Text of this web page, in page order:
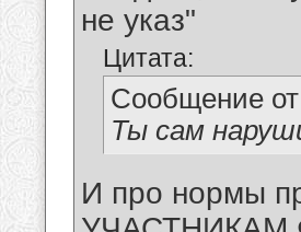
не указ"
Цитата:
Сообщение от
Ты сам
И про нормы